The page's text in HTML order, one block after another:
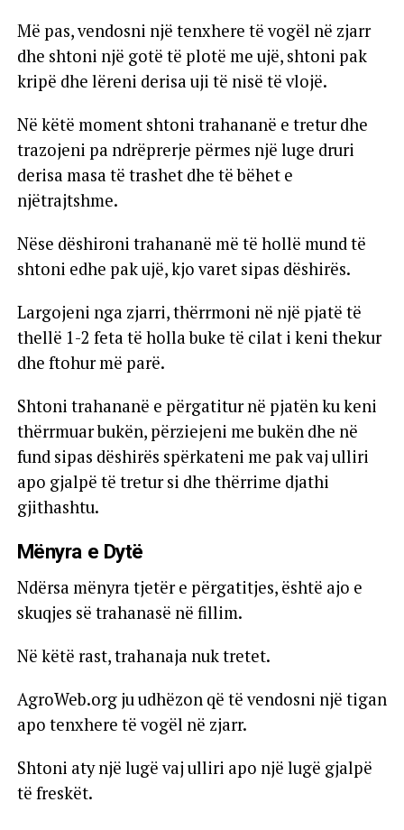
Më pas, vendosni një tenxhere të vogël në zjarr
dhe shtoni një gotë të plotë me ujë, shtoni pak
kripë dhe lëreni derisa uji të nisë të vlojë.
Në këtë moment shtoni trahananë e tretur dhe
trazojeni pa ndrëprerje përmes një luge druri
derisa masa të trashet dhe të bëhet e
njëtrajtshme.
Nëse dëshironi trahananë më të hollë mund të
shtoni edhe pak ujë, kjo varet sipas dëshirës.
Largojeni nga zjarri, thërrmoni në një pjatë të
thellë 1-2 feta të holla buke të cilat i keni thekur
dhe ftohur më parë.
Shtoni trahananë e përgatitur në pjatën ku keni
thërrmuar bukën, përziejeni me bukën dhe në
fund sipas dëshirës spërkateni me pak vaj ulliri
apo gjalpë të tretur si dhe thërrime djathi
gjithashtu.
Mënyra e Dytë
Ndërsa mënyra tjetër e përgatitjes, është ajo e
skuqjes së trahanasë në fillim.
Në këtë rast, trahanaja nuk tretet.
AgroWeb.org ju udhëzon që të vendosni një tigan
apo tenxhere të vogël në zjarr.
Shtoni aty një lugë vaj ulliri apo një lugë gjalpë
të freskët.